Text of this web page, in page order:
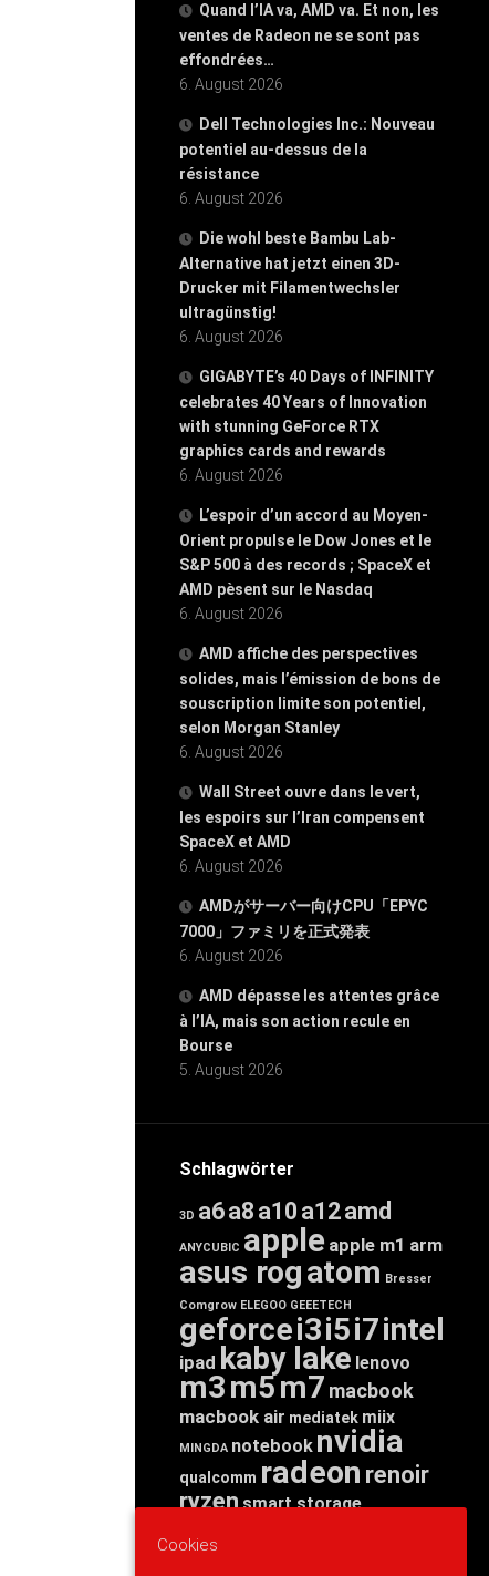
Quand l’IA va, AMD va. Et non, les
ventes de Radeon ne se sont pas
effondrées…
6. August 2026
Dell Technologies Inc.: Nouveau
potentiel au-dessus de la
résistance
6. August 2026
Die wohl beste Bambu Lab-
Alternative hat jetzt einen 3D-
Drucker mit Filamentwechsler
ultragünstig!
6. August 2026
GIGABYTE’s 40 Days of INFINITY
celebrates 40 Years of Innovation
with stunning GeForce RTX
graphics cards and rewards
6. August 2026
L’espoir d’un accord au Moyen-
Orient propulse le Dow Jones et le
S&P 500 à des records ; SpaceX et
AMD pèsent sur le Nasdaq
6. August 2026
AMD affiche des perspectives
solides, mais l’émission de bons de
souscription limite son potentiel,
selon Morgan Stanley
6. August 2026
Wall Street ouvre dans le vert,
les espoirs sur l’Iran compensent
SpaceX et AMD
6. August 2026
AMDがサーバー向けCPU「EPYC
7000」ファミリを正式発表
6. August 2026
AMD dépasse les attentes grâce
à l’IA, mais son action recule en
Bourse
5. August 2026
Schlagwörter
3D a6a8 a10 a12amd
ANYCUBIC apple apple m1 arm
asus rogatom Bresser
Comgrow ELEGOO GEEETECH
geforcei3i5i7intel
ipad kaby lake lenovo
m3m5m7 macbook
macbook air mediatek miix
MINGDA notebook nvidia
qualcomm radeon renoir
ryzensmart storage
threadripper
Cookies